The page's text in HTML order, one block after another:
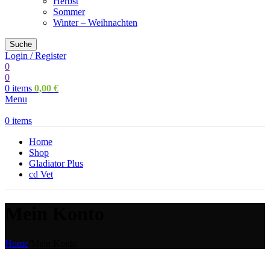
Sommer
Winter – Weihnachten
Suche
Login / Register
0
0
0 items 0,00 €
Menu
0 items
Home
Shop
Gladiator Plus
cd Vet
Home